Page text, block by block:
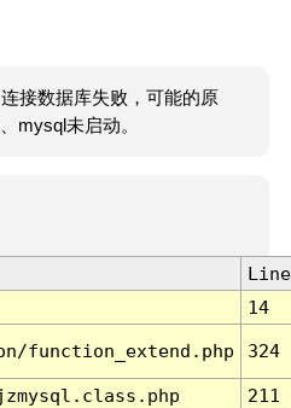
接数据库失败，可能的原
mysql未启动。
Line
14
function_extend.php 324
211